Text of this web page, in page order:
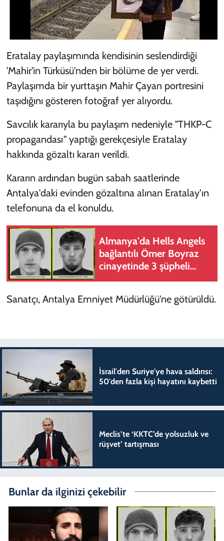
Eratalay paylaşımında kendisinin seslendirdiği
'Mahir'in Türküsü'nden bir bölüme de yer verdi.
Paylaşımda bir yurttaşın Mahir Çayan portresini
taşıdığını gösteren fotoğraf yer alıyordu.
Savcılık kararıyla bu paylaşım nedeniyle "THKP-C
propagandası" yaptığı gerekçesiyle Eratalay
hakkında gözaltı kararı verildi.
Kararın ardından bugün sabah saatlerinde
Antalya'daki evinden gözaltına alınan Eratalay'ın
telefonuna da el konuldu.
Almanya'da Hells Angels
bağlantılı Ömer Boyraz
cinayetinde 3 şüpheli
tutuklandı
Sanatçı, Antalya Emniyet Müdürlüğü'ne götürüldü.
İsrail'den Suriye'ye hava saldırısı:
50'den fazla kişi hayatını kaybetti
Meclis’te ‘KKTC’de yolsuzluk ve
rüşvet’ tartışması
Bunlar da ilginizi çekebilir